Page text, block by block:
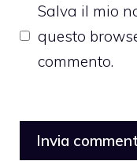
Salva il mio
questo
commento.